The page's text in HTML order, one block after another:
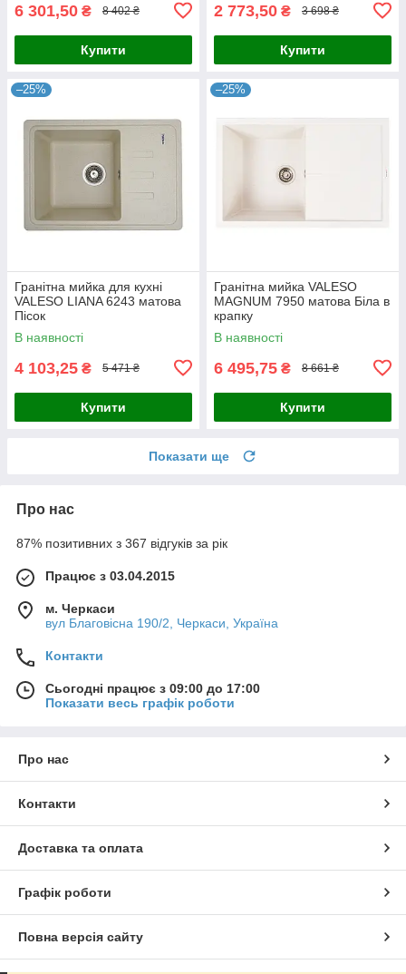
6 301,50 ₴ 8 402 ₴
Купити
2 773,50 ₴ 3 698 ₴
Купити
–25%
Гранітна мийка для кухні
VALESO LIANA 6243 матова
Пісок
В наявності
4 103,25 ₴ 5 471 ₴
Купити
–25%
Гранітна мийка VALESO
MAGNUM 7950 матова Біла в
крапку
В наявності
6 495,75 ₴ 8 661 ₴
Купити
Показати ще
Про нас
87% позитивних з 367 відгуків за рік
Працює з 03.04.2015
м. Черкаси
вул Благовісна 190/2, Черкаси, Україна
Контакти
Сьогодні працює з 09:00 до 17:00
Показати весь графік роботи
Про нас
Контакти
Доставка та оплата
Графік роботи
Повна версія сайту